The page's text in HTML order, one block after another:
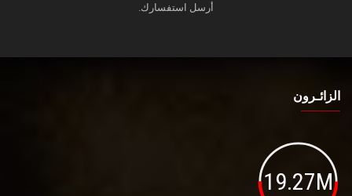
أرسل استفسارك.
الزائـرون
19.27M